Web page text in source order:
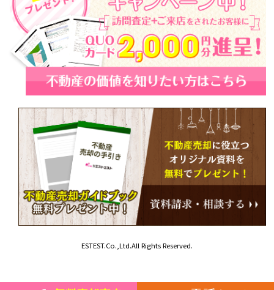
ESTEST.Co.,Ltd.All Rights Reserved.